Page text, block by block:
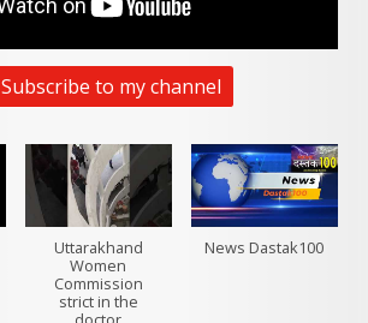
Subscribe to my channel
Uttarakhand
Women
Commission
strict in the
News Dastak100